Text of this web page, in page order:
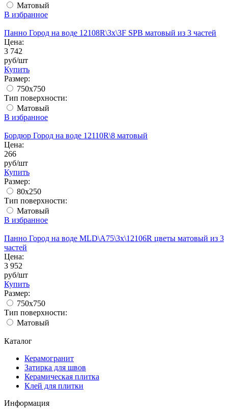
Матовый
В избранное
Панно Город на воде 12108R\3x\3F SPB матовый из 3 частей
Цена:
3 742
руб/шт
Купить
Размер:
750х750
Тип поверхности:
Матовый
В избранное
Бордюр Город на воде 12110R\8 матовый
Цена:
266
руб/шт
Купить
Размер:
80х250
Тип поверхности:
Матовый
В избранное
Панно Город на воде MLD\A75\3x\12106R цветы матовый из 3
частей
Цена:
3 952
руб/шт
Купить
Размер:
750х750
Тип поверхности:
Матовый
Каталог
Керамогранит
Затирка для швов
Керамическая плитка
Клей для плитки
Информация